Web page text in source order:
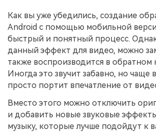
Как вы уже убедились, создание
Android с помощью мобильной
быстрый и понятный процесс.
данный эффект для видео, можно
также воспроизводится в обратном
Иногда это звучит забавно, но чаще
просто портит впечатление от
Вместо этого можно отключить
и добавить новые звуковые
музыку, которые лучше подойдут к